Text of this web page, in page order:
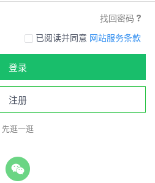
找回密码
已阅读并同意 网站服务条款
登录
注册
先逛一逛